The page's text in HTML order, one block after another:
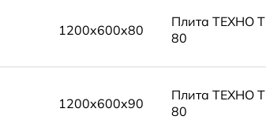
1200x600x80
Плита ТЕХНО Т
80
1200x600x90
Плита ТЕХНО Т
80